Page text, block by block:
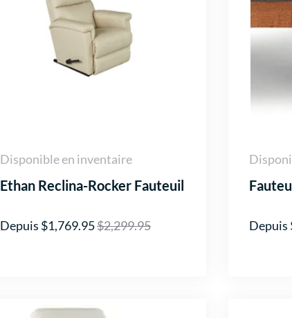
Disponible en inventaire
Ethan Reclina-Rocker Fauteuil
Depuis $1,769.95$2,299.95 Depuis